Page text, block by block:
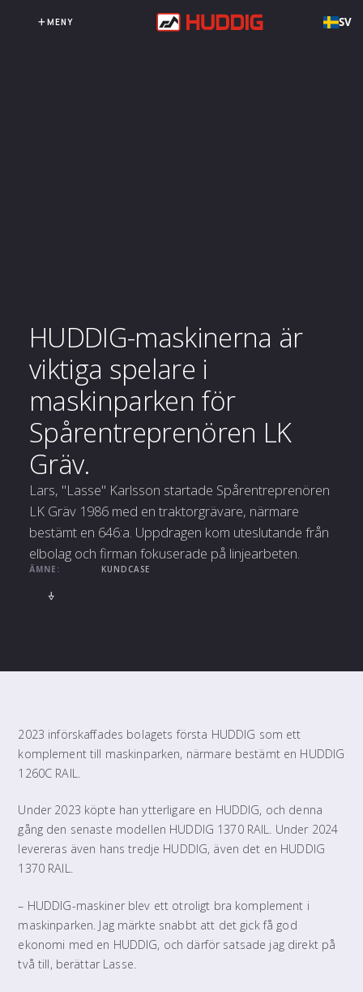
MENY SV
HUDDIG-maskinerna är
viktiga spelare i
maskinparken för
Spårentreprenören LK
Gräv.
Lars, "Lasse" Karlsson startade Spårentreprenören
LK Gräv 1986 med en traktorgrävare, närmare
bestämt en 646:a. Uppdragen kom uteslutande från
elbolag och firman fokuserade på linjearbeten.
ÄMNE: KUNDCASE
2023 införskaffades bolagets första HUDDIG som ett
komplement till maskinparken, närmare bestämt en HUDDIG
1260C RAIL.
Under 2023 köpte han ytterligare en HUDDIG, och denna
gång den senaste modellen HUDDIG 1370 RAIL. Under 2024
levereras även hans tredje HUDDIG, även det en HUDDIG
1370 RAIL.
– HUDDIG-maskiner blev ett otroligt bra komplement i
maskinparken. Jag märkte snabbt att det gick få god
ekonomi med en HUDDIG, och därför satsade jag direkt på
två till, berättar Lasse.